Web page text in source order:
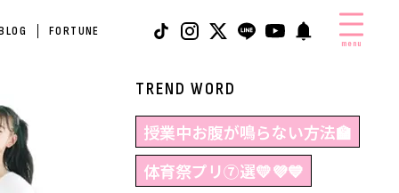
FORTUNE
menu
TREND WORD
授業中お腹が鳴らない方法🏫
体育祭プリ⑦選💛💜💙